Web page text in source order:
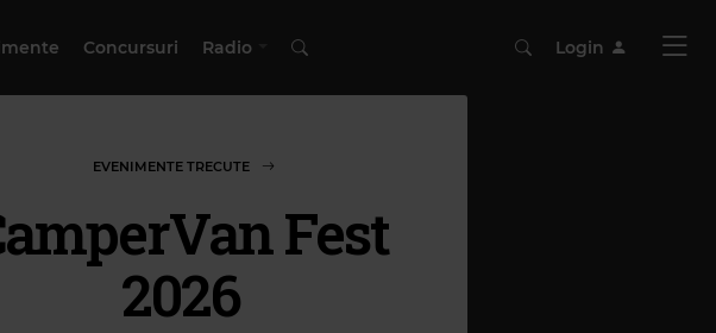
Concursuri Radio Login
EVENIMENTE TRECUTE
Fest
2026